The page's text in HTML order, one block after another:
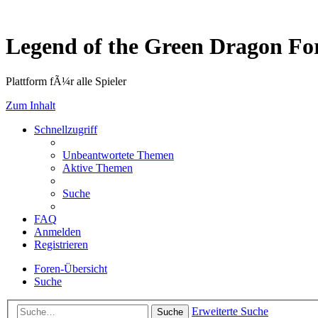
Legend of the Green Dragon
Plattform fÃ¼r alle Spieler
Zum Inhalt
Schnellzugriff
Unbeantwortete Themen
Aktive Themen
Suche
FAQ
Anmelden
Registrieren
Foren-Übersicht
Suche
Suche Erweiterte Suche